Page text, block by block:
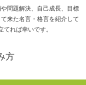
問題解決、自己成長、目標
来た名言・格言を紹介して
れば幸いです。
方